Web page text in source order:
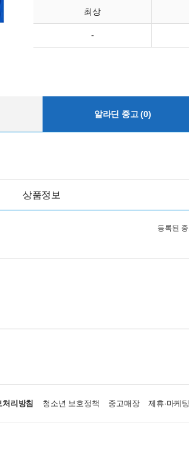
최상
-
알라딘 중고 (0)
상품정보
등록된
리방침 청소년 보호정책 중고매장 제휴·마케